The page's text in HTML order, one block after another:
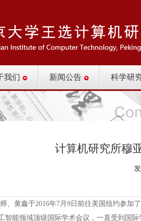
我们 新闻公告 科学研
计算机研究所穆
、黄鑫于2016年7月9日前往美国纽约参加
智能领域顶级国际学术会议，一直受到国